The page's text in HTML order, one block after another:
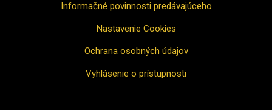
Informačné povinnosti predávajúceho
Nastavenie Cookies
Ochrana osobných údajov
Vyhlásenie o prístupnosti